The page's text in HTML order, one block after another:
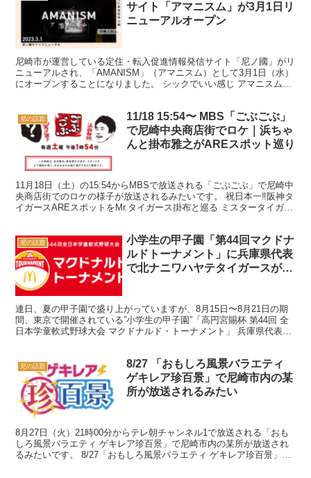
サイト「アマニスム」が3月1日リ
ニューアルオープン
尼崎市が運営している定住・転入促進情報発信サイト「尼ノ國」がリ
ニューアルされ、「AMANISM」（アマニスム）として3月1日（水）
にオープンすることになりました。 シックでいい感じ アマニスムと
尼の話題
11/18 15:54〜 MBS「ごぶごぶ」
で尼崎中央商店街でロケ｜浜ちゃ
んと掛布雅之がAREスポット巡り
11月18日（土）の15:54からMBSで放送される「ごぶごぶ」で尼崎中
央商店街でのロケの様子が放送されるみたいです。 祝日本一‼阪神タ
イガースAREスポットをMr.タイガース掛布と巡る ミスタータイガー
尼の話題
小学生の甲子園「第44回マクドナ
ルドトーナメント」に兵庫県代表
で北ナニワハヤテタイガースが出
連日、夏の甲子園で盛り上がっていますが、8月15日〜8月21日の期
間、東京で開催されている”小学生の甲子園”「高円宮賜杯 第44回 全
日本学童軟式野球大会 マクドナルド・トーナメント」 兵庫県代表と
尼の話題
8/27 「おもしろ風景バラエティ
ゲキレア珍百景」で尼崎市内の某
所が放送されるみたい
8月27日（火）21時00分からテレ朝チャンネル1で放送される「おも
しろ風景バラエティ ゲキレア珍百景」で尼崎市内の某所が放送され
るみたいです。 8/27「おもしろ風景バラエティ ゲキレア珍百景」で